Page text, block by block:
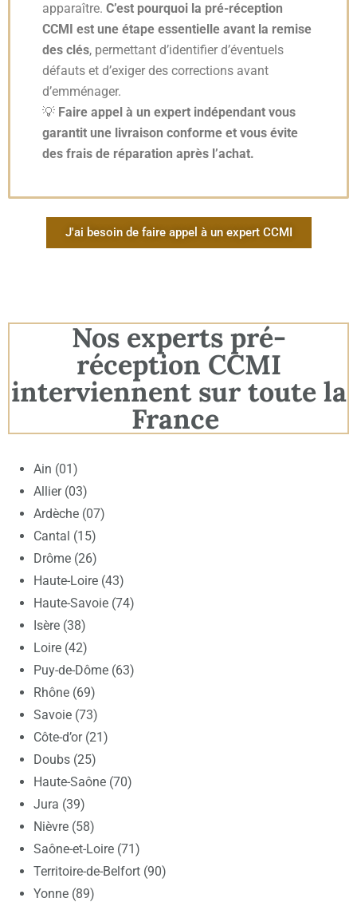
apparaître. C’est pourquoi la pré-réception
CCMI est une étape essentielle avant la remise
des clés, permettant d’identifier d’éventuels
défauts et d’exiger des corrections avant
d’emménager.
💡 Faire appel à un expert indépendant vous
garantit une livraison conforme et vous évite
des frais de réparation après l’achat.
J'ai besoin de faire appel à un expert CCMI
Nos experts pré-
réception CCMI
interviennent sur toute la
France
Ain (01)
Allier (03)
Ardèche (07)
Cantal (15)
Drôme (26)
Haute-Loire (43)
Haute-Savoie (74)
Isère (38)
Loire (42)
Puy-de-Dôme (63)
Rhône (69)
Savoie (73)
Côte-d’or (21)
Doubs (25)
Haute-Saône (70)
Jura (39)
Nièvre (58)
Saône-et-Loire (71)
Territoire-de-Belfort (90)
Yonne (89)